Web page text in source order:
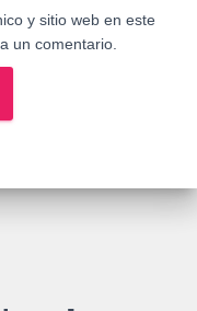
y sitio web en este
un comentario.